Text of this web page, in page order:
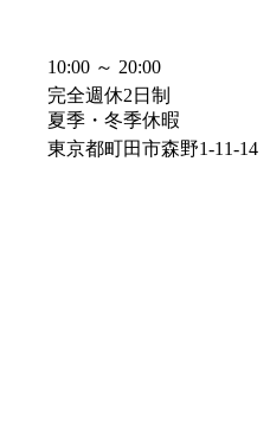
10:00 ～ 20:00
完全週休2日制
夏季・冬季休暇
東京都町田市森野1-11-